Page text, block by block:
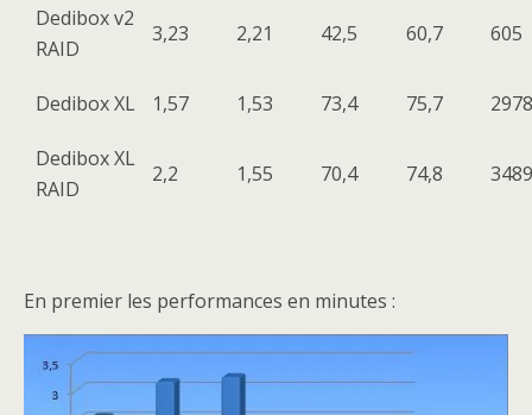
Dedibox v2
RAID
3,23 2,21 42,5 60,7 605
Dedibox XL 1,57 1,53 73,4 75,7 2978
Dedibox XL
RAID
2,2 1,55 70,4 74,8 3489
En premier les performances en minutes :